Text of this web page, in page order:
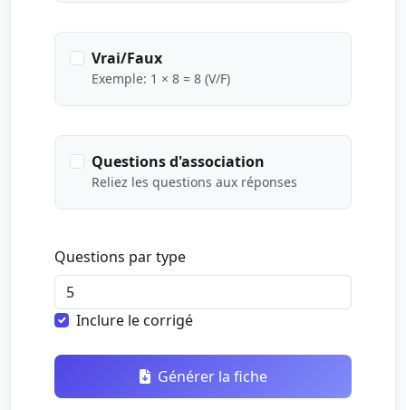
Vrai/Faux
Exemple: 1 × 8 = 8 (V/F)
Questions d'association
Reliez les questions aux réponses
Questions par type
Inclure le corrigé
Générer la fiche